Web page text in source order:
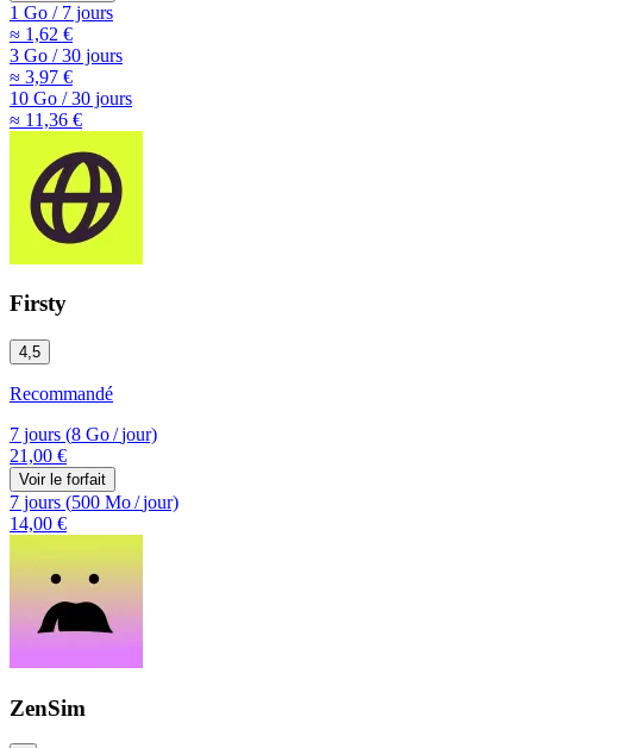
1 Go /7 jours
≈ 1,62 €
3 Go /30 jours
≈ 3,97 €
10 Go /30 jours
≈ 11,36 €
Firsty
4,5
Recommandé
7 jours (8 Go/jour)
21,00 €
Voir le forfait
7 jours (500 Mo/jour)
14,00 €
ZenSim